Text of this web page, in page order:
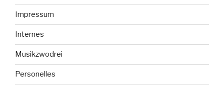
Impressum
Internes
Musikzwodrei
Personelles